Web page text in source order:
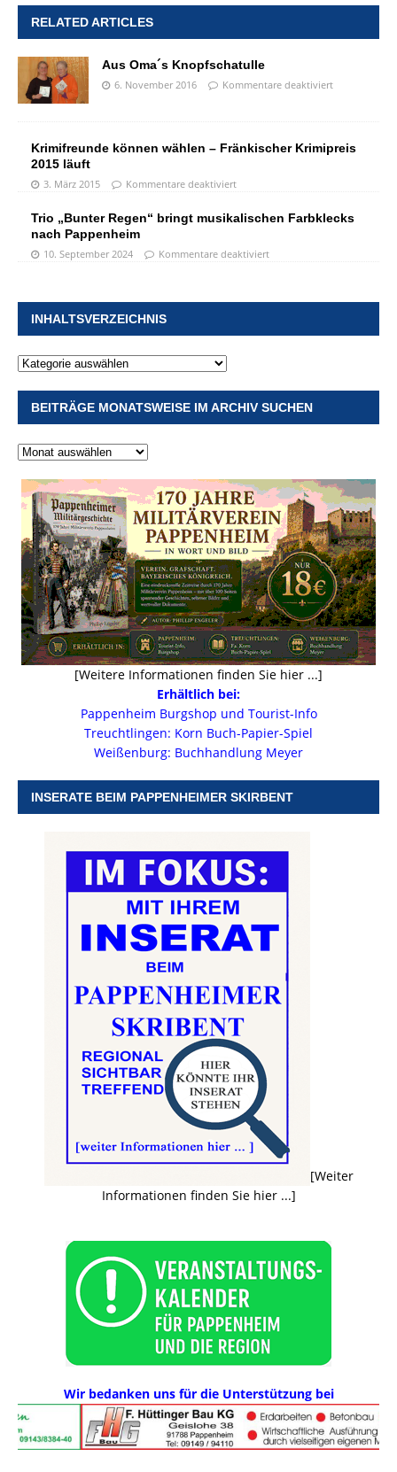
RELATED ARTICLES
Aus Oma´s Knopfschatulle
6. November 2016 Kommentare deaktiviert
Krimifreunde können wählen – Fränkischer Krimipreis
2015 läuft
3. März 2015 Kommentare deaktiviert
Trio „Bunter Regen“ bringt musikalischen Farbklecks
nach Pappenheim
10. September 2024 Kommentare deaktiviert
INHALTSVERZEICHNIS
BEITRÄGE MONATSWEISE IM ARCHIV SUCHEN
[Weitere Informationen finden Sie hier ...]
Erhältlich bei:
Pappenheim Burgshop und Tourist-Info
Treuchtlingen: Korn Buch-Papier-Spiel
Weißenburg: Buchhandlung Meyer
INSERATE BEIM PAPPENHEIMER SKIRBENT
[Weiter
Informationen finden Sie hier ...]
Wir bedanken uns für die Unterstützung bei